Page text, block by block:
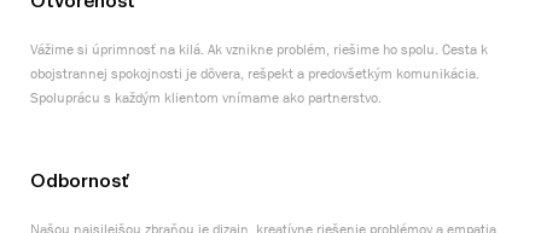
Vážime si úprimnosť na kilá. Ak vznikne problém, riešime ho spolu. Cesta k
obojstrannej spokojnosti je dôvera, rešpekt a predovšetkým komunikácia.
Spoluprácu s každým klientom vnímame ako partnerstvo.
Odbornosť